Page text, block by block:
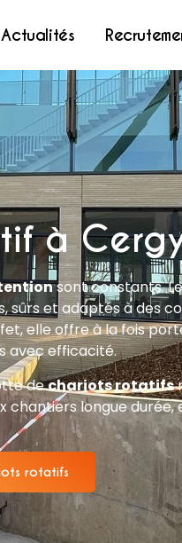
Actualités
à
sont constants.
et adaptés à des
elle offre à la fois
avec efficacité.
dechariots rotatifs
chantiers longue
rotatifs